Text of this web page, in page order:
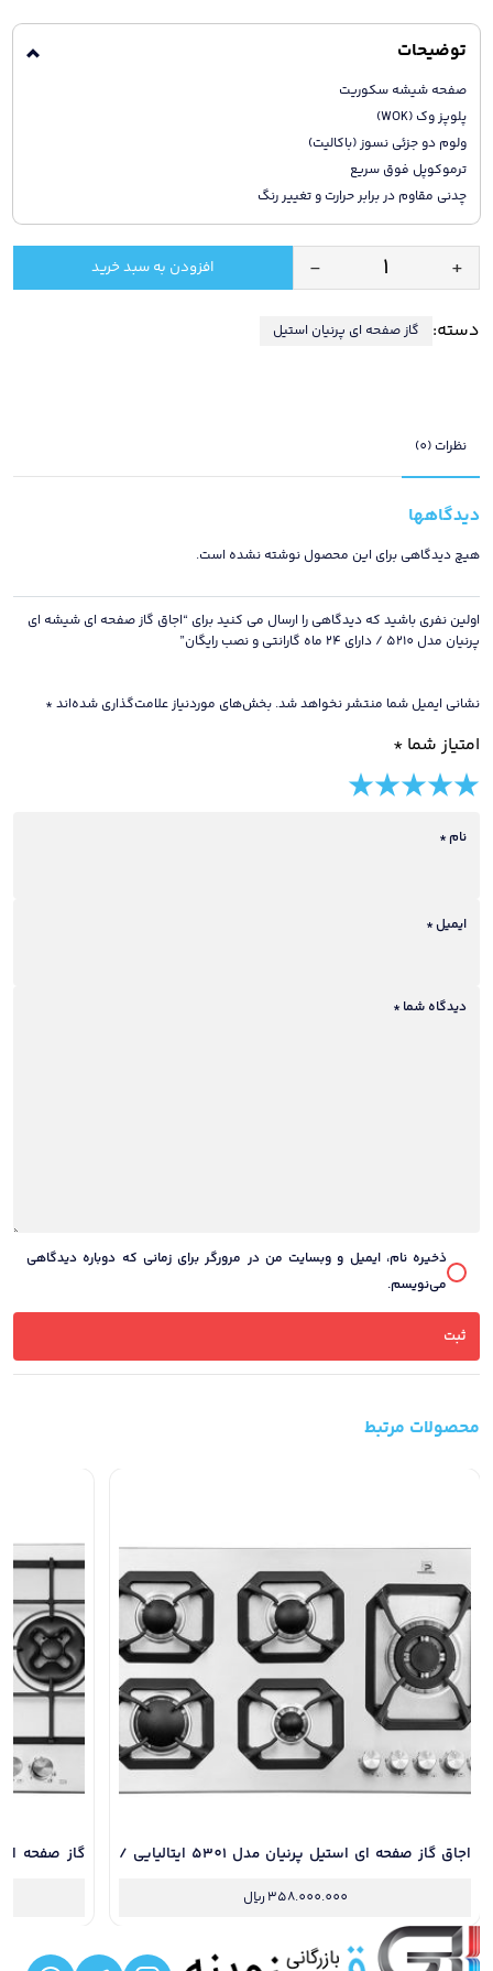
توضیحات
صفحه شیشه سکوریت
پلوپز وک (WOK)
ولوم دو جزئی نسوز (باکالیت)
ترموکوپل فوق سریع
چدنی مقاوم در برابر حرارت و تغییر رنگ
اجاق
صفحه
پرنیان
مدل
5210
/
دارای
ماه
گارانتی
نصب
رایگان
عدد
+
- افزودن به سبد خرید
دسته: گاز صفحه ای پرنیان استیل
نظرات (0)
دیدگاهها
هیچ دیدگاهی برای این محصول نوشته نشده است.
اولین نفری باشید که دیدگاهی را ارسال می کنید برای “اجاق گاز صفحه ای شیشه ای
پرنیان مدل 5210 / دارای 24 ماه گارانتی و نصب رایگان”
نشانی ایمیل شما منتشر نخواهد شد. بخش‌های موردنیاز علامت‌گذاری شده‌اند *
امتیاز شما *
1 of
stars
2 of
stars
3 of
4 of
5 of
دیدگاه شما *
نام *
ایمیل *
ذخیره نام، ایمیل و وبسایت من در مرورگر برای زمانی که دوباره دیدگاهی
می‌نویسم.
محصولات مرتبط
اجاق گاز صفحه ای استیل پرنیان مدل 5301 ایتالیایی /
358.000.000ریال